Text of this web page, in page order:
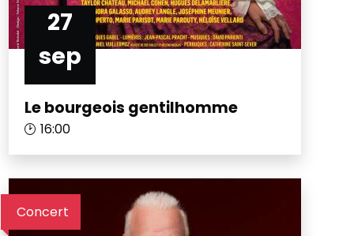
27
sep
Le bourgeois gentilhomme
16:00
Concert